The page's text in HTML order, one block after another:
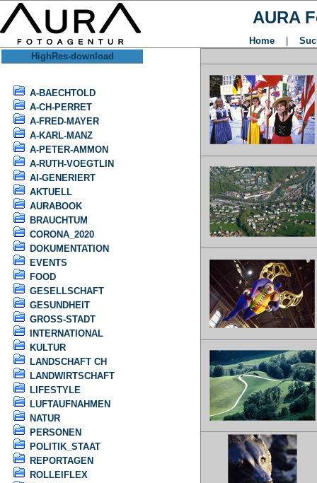
AURA
Home|
HighRes-download
A-BAECHTOLD
A-CH-PERRET
A-FRED-MAYER
A-KARL-MANZ
A-PETER-AMMON
A-RUTH-VOEGTLIN
AI-GENERIERT
AKTUELL
AURABOOK
BRAUCHTUM
CORONA_2020
DOKUMENTATION
EVENTS
FOOD
GESELLSCHAFT
GESUNDHEIT
GROSS-STADT
INTERNATIONAL
KULTUR
LANDSCHAFT CH
LANDWIRTSCHAFT
LIFESTYLE
LUFTAUFNAHMEN
NATUR
PERSONEN
POLITIK_STAAT
REPORTAGEN
ROLLEIFLEX